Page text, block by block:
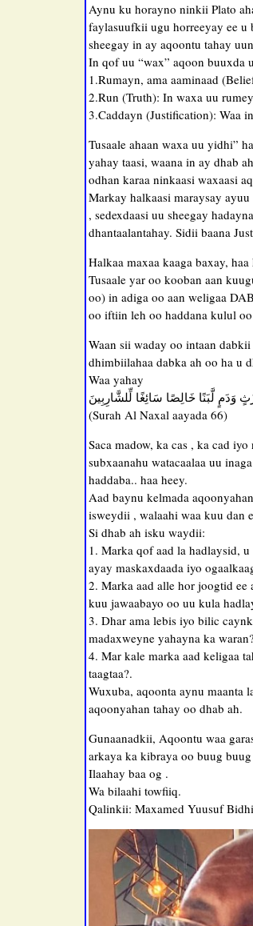
Aynu ku horayno ninkii Plato
faylasuufkii ugu horreeyay ee u
sheegay in ay aqoontu tahay
In qof uu “wax” aqoon buuxda
1.Rumayn, ama aaminaad
2.Run (Truth): In waxa uu
3.Caddayn (Justification): Waa
Tusaale ahaan waxa uu yidhi”
yahay taasi, waana in ay dhab
odhan karaa ninkaasi waxaasi
Markay halkaasi maraysay
, sedexdaasi uu sheegay
dhantaalantahay. Sidii baana
Halkaa maxaa kaaga baxay,
Tusaale yar oo kooban aan
oo) in adiga oo aan weligaa
oo iftiin leh oo haddana kulul
Waan sii waday oo intaan
dhimbiilahaa dabka ah oo ha u
Waa yahay
وَدَمٍ لَّبَنًا خَالِصًا سَائِغًا لِّلشَّارِبِينَ
(Surah Al Naxal aayada 66)
Saca madow, ka cas , ka cad
subxaanahu watacaalaa uu
haddaba.. haa heey.
Aad baynu kelmada
isweydii , walaahi waa kuu dan
Si dhab ah isku waydii:
1. Marka qof aad la hadlaysid,
ayay maskaxdaada iyo
2. Marka aad alle hor joogtid ee
kuu jawaabayo oo uu kula
3. Dhar ama lebis iyo bilic
madaxweyne yahayna ka
4. Mar kale marka aad keligaa
taagtaa?.
Wuxuba, aqoonta aynu maanta
aqoonyahan tahay oo dhab ah.
Gunaanadkii, Aqoontu waa
arkaya ka kibraya oo buug
Ilaahay baa og .
Wa bilaahi towfiiq.
Qalinkii: Maxamed Yuusuf